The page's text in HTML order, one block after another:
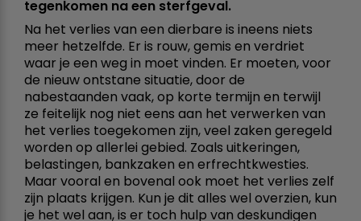
tegenkomen na een sterfgeval.
Na het verlies van een dierbare is ineens niets
meer hetzelfde. Er is rouw, gemis en verdriet
waar je een weg in moet vinden. Er moeten, voor
de nieuw ontstane situatie, door de
nabestaanden vaak, op korte termijn en terwijl
ze feitelijk nog niet eens aan het verwerken van
het verlies toegekomen zijn, veel zaken geregeld
worden op allerlei gebied. Zoals uitkeringen,
belastingen, bankzaken en erfrechtkwesties.
Maar vooral en bovenal ook moet het verlies zelf
zijn plaats krijgen. Kun je dit alles wel overzien, kun
je het wel aan, is er toch hulp van deskundigen